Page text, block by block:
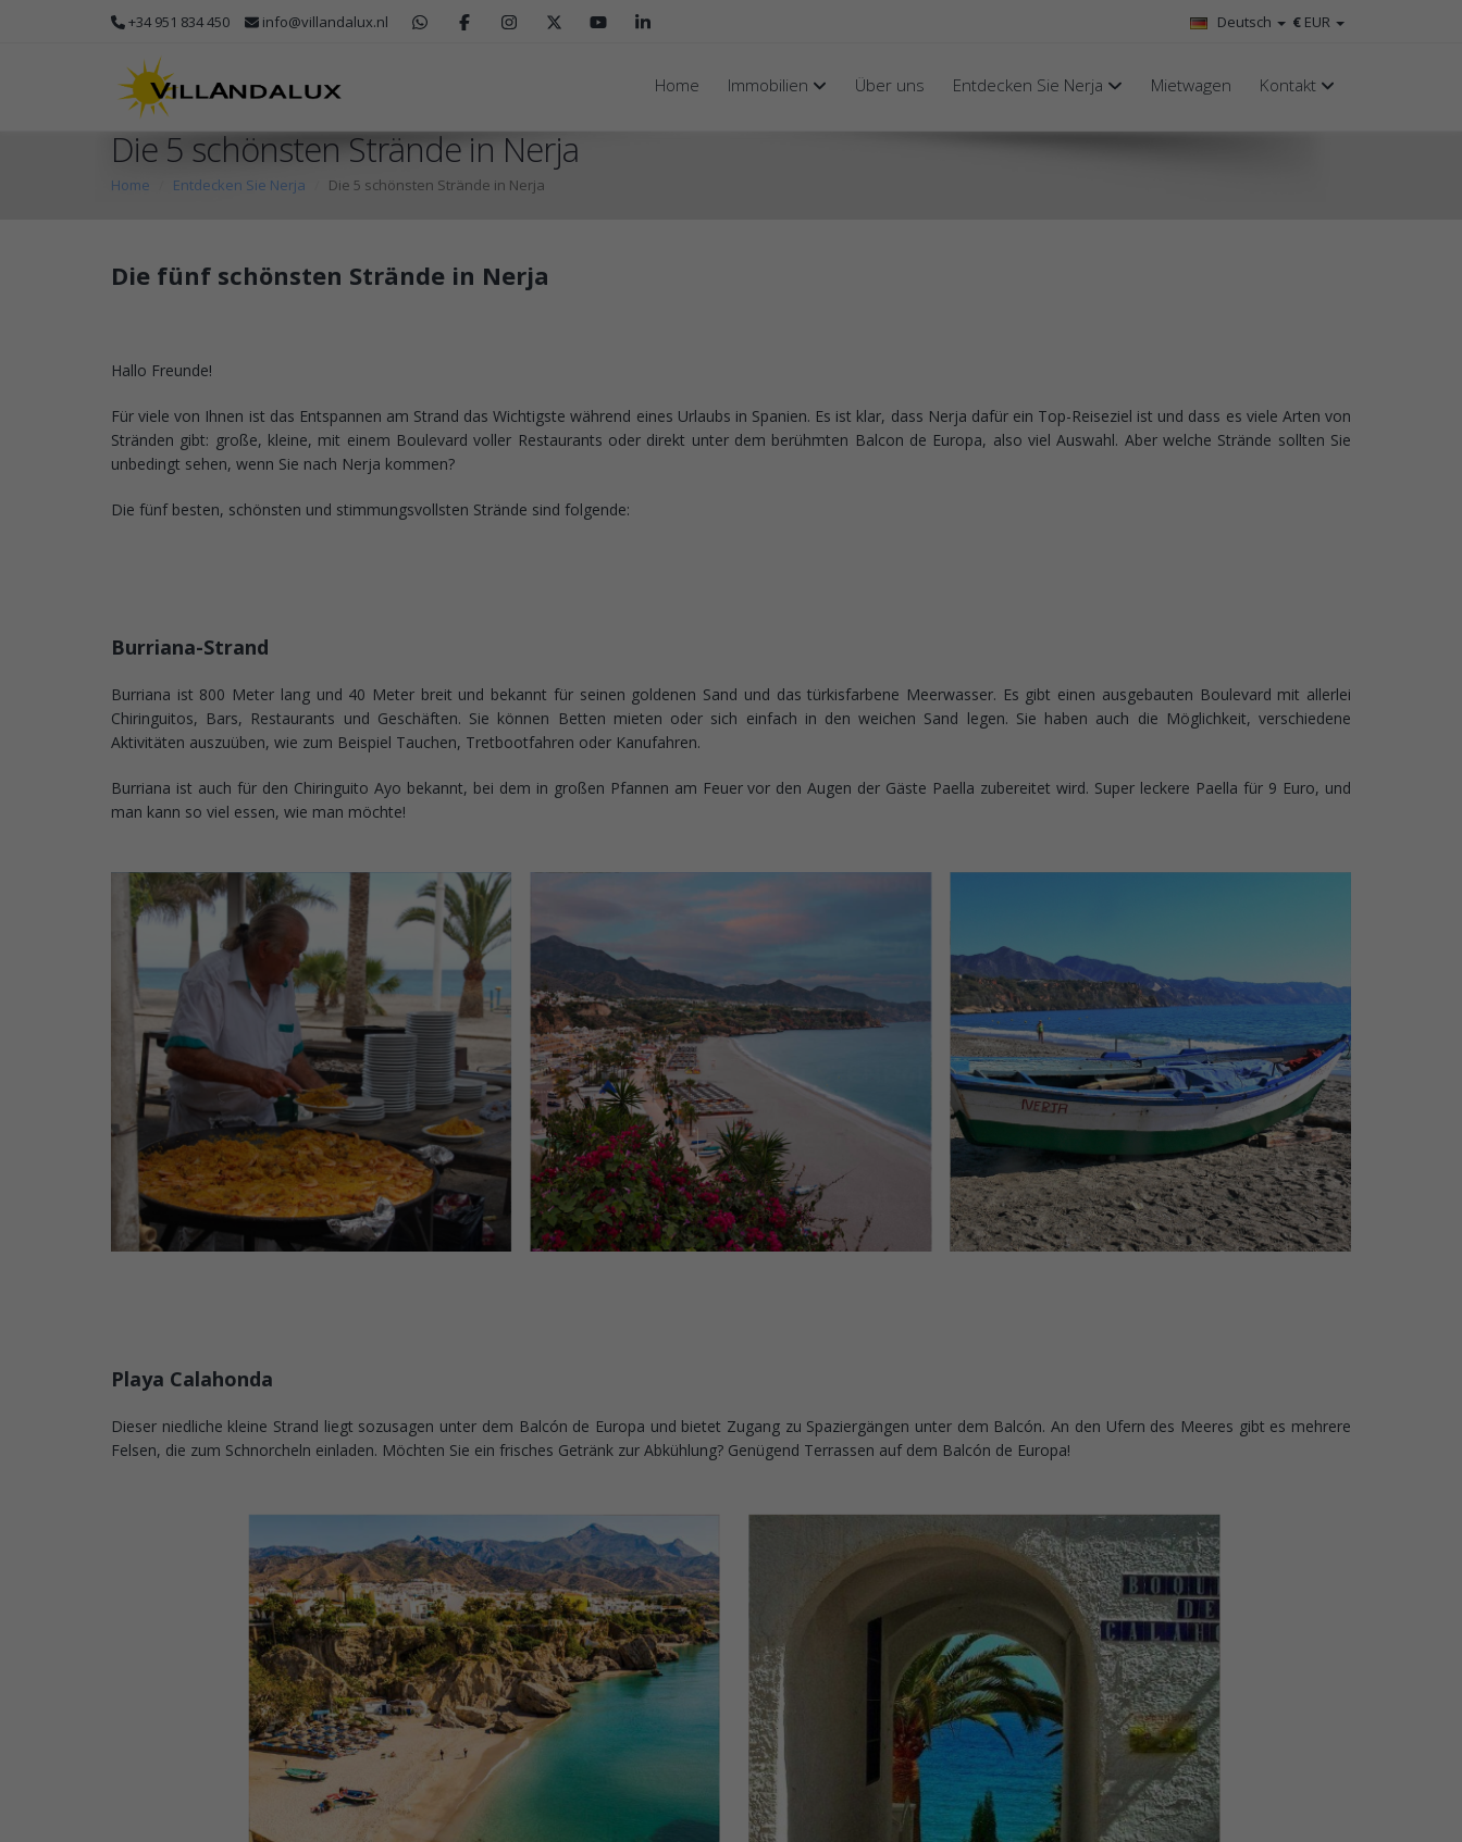
+34 951 834 450 info@villandalux.nl € EUR
Deutsch
Home Immobilien Über uns Entdecken Sie Nerja Mietwagen Kontakt
Die 5 schönsten Strände in Nerja
Home Entdecken Sie Nerja Die 5 schönsten Strände in Nerja
Die fünf schönsten Strände in Nerja
Hallo Freunde!
Für viele von Ihnen ist das Entspannen am Strand das Wichtigste während eines Urlaubs in Spanien. Es ist klar, dass Nerja dafür ein Top-Reiseziel ist und dass es viele Arten von
Stränden gibt: große, kleine, mit einem Boulevard voller Restaurants oder direkt unter dem berühmten Balcon de Europa, also viel Auswahl. Aber welche Strände sollten Sie
unbedingt sehen, wenn Sie nach Nerja kommen?
Die fünf besten, schönsten und stimmungsvollsten Strände sind folgende:
Burriana-Strand
Burriana ist 800 Meter lang und 40 Meter breit und bekannt für seinen goldenen Sand und das türkisfarbene Meerwasser. Es gibt einen ausgebauten Boulevard mit allerlei
Chiringuitos, Bars, Restaurants und Geschäften. Sie können Betten mieten oder sich einfach in den weichen Sand legen. Sie haben auch die Möglichkeit, verschiedene
Aktivitäten auszuüben, wie zum Beispiel Tauchen, Tretbootfahren oder Kanufahren.
Burriana ist auch für den Chiringuito Ayo bekannt, bei dem in großen Pfannen am Feuer vor den Augen der Gäste Paella zubereitet wird. Super leckere Paella für 9 Euro, und
man kann so viel essen, wie man möchte!
Playa Calahonda
Dieser niedliche kleine Strand liegt sozusagen unter dem Balcón de Europa und bietet Zugang zu Spaziergängen unter dem Balcón. An den Ufern des Meeres gibt es mehrere
Felsen, die zum Schnorcheln einladen. Möchten Sie ein frisches Getränk zur Abkühlung? Genügend Terrassen auf dem Balcón de Europa!